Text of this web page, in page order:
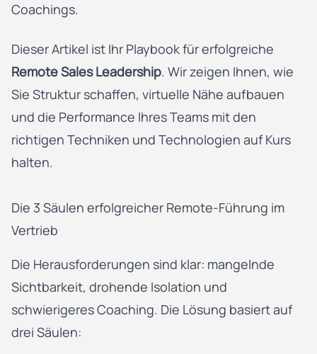
Coachings.
Dieser Artikel ist Ihr Playbook für erfolgreiche
Remote Sales Leadership. Wir zeigen Ihnen, wie
Sie Struktur schaffen, virtuelle Nähe aufbauen
und die Performance Ihres Teams mit den
richtigen Techniken und Technologien auf Kurs
halten.
Die 3 Säulen erfolgreicher Remote-Führung im
Vertrieb
Die Herausforderungen sind klar: mangelnde
Sichtbarkeit, drohende Isolation und
schwierigeres Coaching. Die Lösung basiert auf
drei Säulen: